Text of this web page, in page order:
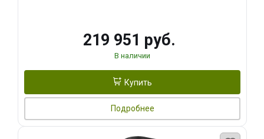
219 951 руб.
В наличии
Купить
Подробнее